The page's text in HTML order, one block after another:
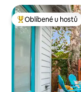
Nejlepší v kategorii
Oblíbené u hostů